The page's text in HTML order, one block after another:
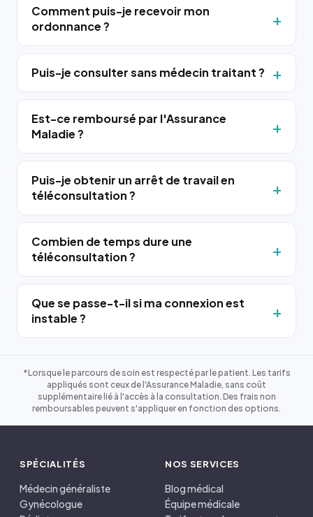
Comment puis-je recevoir mon
ordonnance ?
Puis-je consulter sans médecin traitant ?
Est-ce remboursé par l'Assurance
Maladie ?
Puis-je obtenir un arrêt de travail en
téléconsultation ?
Combien de temps dure une
téléconsultation ?
Que se passe-t-il si ma connexion est
instable ?
*Lorsque le parcours de soin est respecté par le patient. Les tarifs
appliqués sont ceux de l'Assurance Maladie, sans coût
supplémentaire lié à l'accès à la consultation. Des frais non
remboursables peuvent s'appliquer en fonction des options.
SPÉCIALITÉS
Médecin généraliste
Gynécologue
NOS SERVICES
Blog médical
Équipe médicale